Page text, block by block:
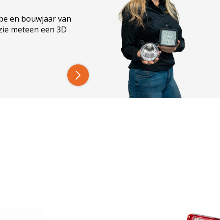
de binding blijft strak – ook onder belasting.
verlichting.
en bouwjaar van
meteen een 3D